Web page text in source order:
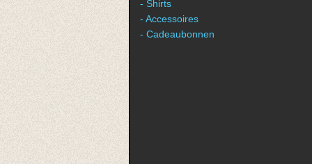
- Shirts
- Accessoires
- Cadeaubonnen